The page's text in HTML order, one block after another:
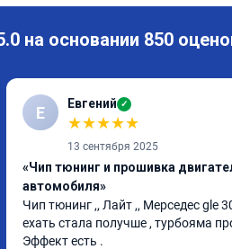
на основании 850
Е Евгений ✓
★★★★★
13 сентября 2025
«Чип тюнинг и прошивка
автомобиля»
Чип тюнинг ,, Лайт ,, Мерседес gle
ехать стала получше , турбояма
Эффект есть .